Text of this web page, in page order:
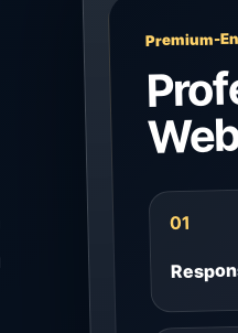
Premium-
01